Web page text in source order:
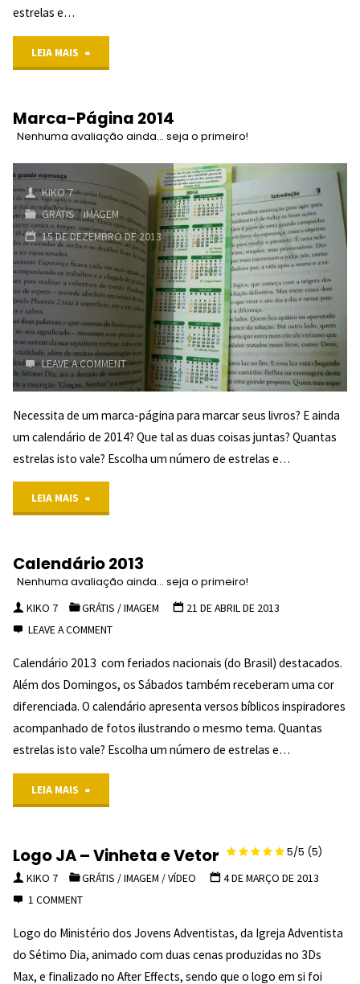
"
estrelas e…
LEIA MAIS
2014
Plano
de
Fundo
NENHUMA
AINDA...
SEJA O
"
Marca-Página 2014
Nenhuma avaliação ainda... seja o primeiro!
KIKO 7
GRÁTIS/IMAGEM
15 DE DEZEMBRO DE 2013
LEAVE A COMMENT
Necessita de um marca-página para marcar seus livros? E ainda
um calendário de 2014? Que tal as duas coisas juntas? Quantas
estrelas isto vale? Escolha um número de estrelas e…
LEIA MAIS
2014
AVALIAÇÃO
AINDA...
SEJA O
"
Calendário 2013
Nenhuma avaliação ainda... seja o primeiro!
KIKO 7 GRÁTIS /IMAGEM
21 DE ABRIL DE 2013
LEAVE A COMMENT
Calendário 2013 com feriados nacionais (do Brasil) destacados.
Além dos Domingos, os Sábados também receberam uma cor
diferenciada. O calendário apresenta versos bíblicos inspiradores
acompanhado de fotos ilustrando o mesmo tema. Quantas
estrelas isto vale? Escolha um número de estrelas e…
LEIA MAIS
NENHUMA
AVALIAÇÃO
PRIMEIRO!
Logo JA – Vinheta e Vetor 5/5 (5)
KIKO 7 GRÁTIS /IMAGEM /VÍDEO
4 DE MARÇO DE 2013
1 COMMENT
Logo do Ministério dos Jovens Adventistas, da Igreja Adventista
do Sétimo Dia, animado com duas cenas produzidas no 3Ds
Max, e finalizado no After Effects, sendo que o logo em si foi